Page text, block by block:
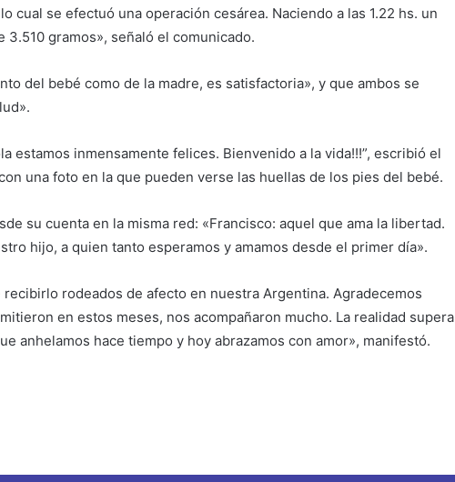
cual se efectuó una operación cesárea. Naciendo a las 1.22 hs. un
gramos», señaló el comunicado.
del bebé como de la madre, es satisfactoria», y que ambos se
estamos inmensamente felices. Bienvenido a la vida!!!”, escribió el
una foto en la que pueden verse las huellas de los pies del bebé.
su cuenta en la misma red: «Francisco: aquel que ama la libertad.
hijo, a quien tanto esperamos y amamos desde el primer día».
rodeados de afecto en nuestra Argentina. Agradecemos
en estos meses, nos acompañaron mucho. La realidad supera
anhelamos hace tiempo y hoy abrazamos con amor», manifestó.